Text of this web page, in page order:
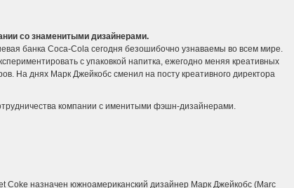
со знаменитыми дизайнерами.
банка Coca-Cola сегодня безошибочно узнаваемы во всем мире.
с упаковкой напитка, ежегодно меняя креативных
На днях Марк Джейкобс сменил на посту креативного директора
компании с именитыми фэшн-дизайнерами.
Coke назначен южноамериканский дизайнер Марк Джейкобс (Marc